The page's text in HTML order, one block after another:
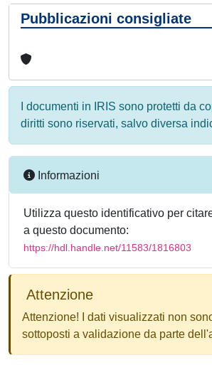
Pubblicazioni consigliate
I documenti in IRIS sono protetti da
diritti sono riservati, salvo diversa
Informazioni
Utilizza questo identificativo per
a questo documento:
https://hdl.handle.net/11583/1816803
Attenzione
Attenzione! I dati visualizzati non
sottoposti a validazione da parte